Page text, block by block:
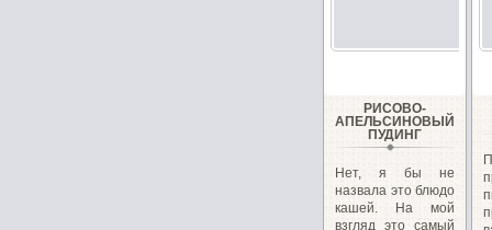
РИСОВО-
АПЕЛЬСИНОВЫЙ
ПУДИНГ
Нет, я бы не
назвала это блюдо
кашей. На мой
взгляд это самый